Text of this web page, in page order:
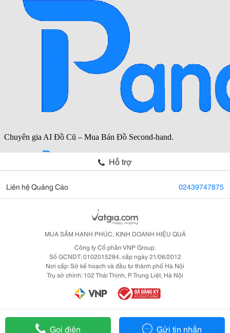
Gọi điện Gửi tin nhắn
Hỗ trợ
Liên hệ Quảng Cáo 02439747875
MUA SẮM HẠNH PHÚC, KINH DOANH HIỆU QUẢ
Công ty Cổ phần VNP Group.
Số GCNDT: 0102015284, cấp ngày 21/06/2012
Nơi cấp: Sở kế hoạch và đầu tư thành phố Hà Nội
Trụ sở chính: 102 Thái Thịnh, P. Trung Liệt, Hà Nội